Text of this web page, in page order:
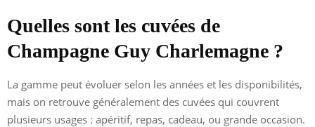
Quelles sont les cuvées de
Champagne Guy Charlemagne ?
La gamme peut évoluer selon les années et les disponibilités,
mais on retrouve généralement des cuvées qui couvrent
plusieurs usages : apéritif, repas, cadeau, ou grande occasion.